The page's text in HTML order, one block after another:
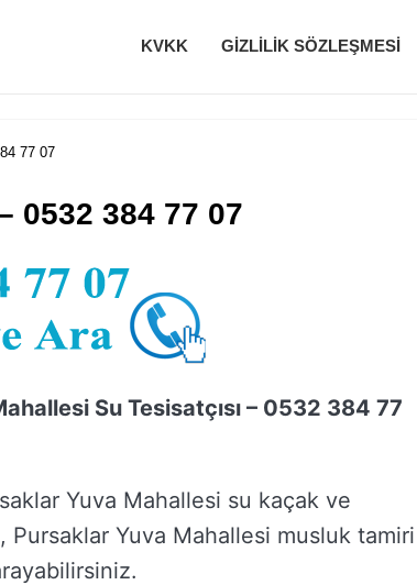
KVKK GIZLILIK SÖZLEŞMESI
77 07
0532 384 77 07
Su Tesisatçısı – 0532 384 77
Yuva Mahallesi su kaçak ve
Pursaklar Yuva Mahallesi musluk tamiri